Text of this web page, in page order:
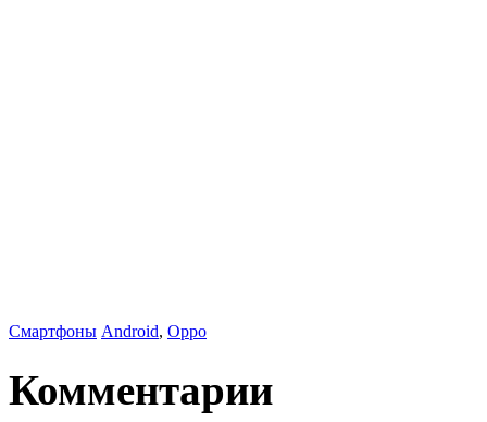
Смартфоны Android, Oppo
Комментарии